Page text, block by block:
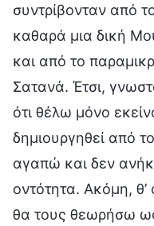
συντρίβονταν από
καθαρά μια δική
και από το
Σατανά. Έτσι,
ότι θέλω μόνο
δημιουργηθεί από
αγαπώ και δεν
οντότητα. Ακόμη,
θα τους θεωρήσω